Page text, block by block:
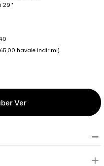
29''
havale indirimi)
Ver